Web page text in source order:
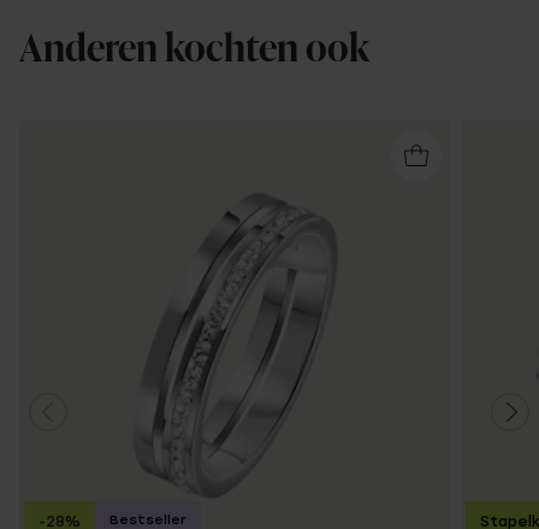
Anderen kochten ook
-28% Bestseller